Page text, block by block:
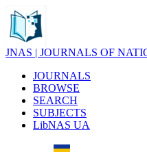
JNAS | JOURNALS OF
JOURNALS
BROWSE
SEARCH
SUBJECTS
LibNAS UA